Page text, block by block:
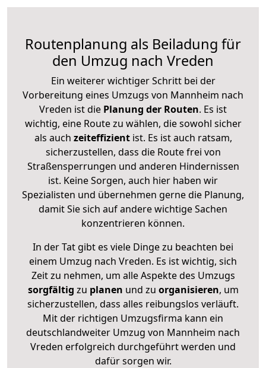
Routenplanung als Beiladung für
den Umzug nach Vreden
Ein weiterer wichtiger Schritt bei der
Vorbereitung eines Umzugs von Mannheim nach
Vreden ist die Planung der Routen. Es ist
wichtig, eine Route zu wählen, die sowohl sicher
als auch zeiteffizientist. Es ist auch ratsam,
sicherzustellen, dass die Route frei von
Straßensperrungen und anderen Hindernissen
ist. Keine Sorgen, auch hier haben wir
Spezialisten und übernehmen gerne die Planung,
damit Sie sich auf andere wichtige Sachen
konzentrieren können.
In der Tat gibt es viele Dinge zu beachten bei
einem Umzug nach Vreden. Es ist wichtig, sich
Zeit zu nehmen, um alle Aspekte des Umzugs
sorgfältig zu planen und zu organisieren, um
sicherzustellen, dass alles reibungslos verläuft.
Mit der richtigen Umzugsfirma kann ein
deutschlandweiter Umzug von Mannheim nach
Vreden erfolgreich durchgeführt werden und
dafür sorgen wir.